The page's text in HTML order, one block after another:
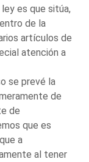
es que sitúa,
de la
artículos de
atención a
se prevé la
de
de
que es
a
al tener